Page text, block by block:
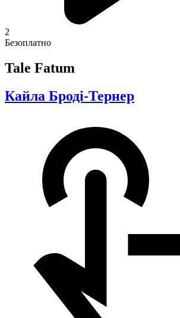
2
Безоплатно
Tale Fatum
Кайла Броді-Тернер